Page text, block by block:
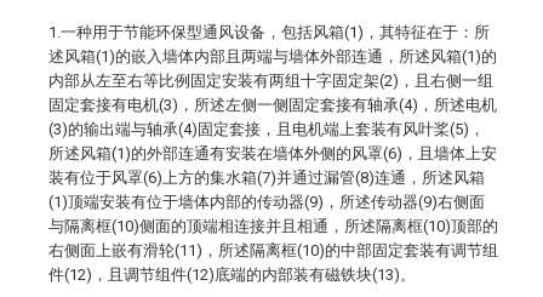
1.一种用于节能环保型通风设备，包括风箱(1)，其特征在于：所
述风箱(1)的嵌入墙体内部且两端与墙体外部连通，所述风箱(1)的
内部从左至右等比例固定安装有两组十字固定架(2)，且右侧一组
固定套接有电机(3)，所述左侧一侧固定套接有轴承(4)，所述电机
(3)的输出端与轴承(4)固定套接，且电机端上套装有风叶桨(5)，
所述风箱(1)的外部连通有安装在墙体外侧的风罩(6)，且墙体上安
装有位于风罩(6)上方的集水箱(7)并通过漏管(8)连通，所述风箱
(1)顶端安装有位于墙体内部的传动器(9)，所述传动器(9)右侧面
与隔离框(10)侧面的顶端相连接并且相通，所述隔离框(10)顶部的
右侧面上嵌有滑轮(11)，所述隔离框(10)的中部固定套装有调节组
件(12)，且调节组件(12)底端的内部装有磁铁块(13)。